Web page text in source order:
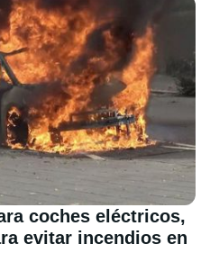
coches eléctricos,
evitar incendios en